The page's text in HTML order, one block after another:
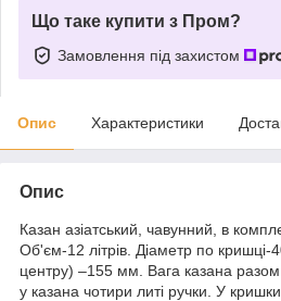
Що таке купити з Пром?
Замовлення під захистом
Опис Характеристики
Опис
Казан азіатський, чавунний, в
Об'єм-12 літрів. Діаметр по
центру) –155 мм. Вага казана разом
у казана чотири литі ручки. У